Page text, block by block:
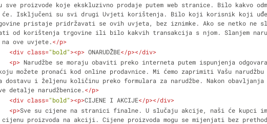
sve proizvode koje ekskluzivno prodaje putem web stranice. Bilo kakvo
Isključeni su svi drugi Uvjeti korištenja. Bilo koji korisnik koji
pristaje pridržavati se ovih uvjeta, bez iznimke. Ako se netko ne
od korištenja trgovine ili bilo kakvih transakcija s njom. Slanjem
ove uvjete.</p>
<div class="bold"><p> ONARUDŽBE</p></div>
<p> Narudžbe se moraju obaviti preko interneta putem ispunjenja
možete pronaći kod online prodavnice. Mi ćemo zaprimiti Vašu
dostavu i željenu količinu preko formulara za narudžbe. Nakon obavljanja
detalje narudžbenice.</p>
<div class="bold"><p>CIJENE I AKCIJE</p></div>
<p>Sve su cijene na stranici finalne. U slučaju akcije, naši će kupci
cijenu proizvoda na akciji. Cijene proizvoda mogu se mijenjati bez